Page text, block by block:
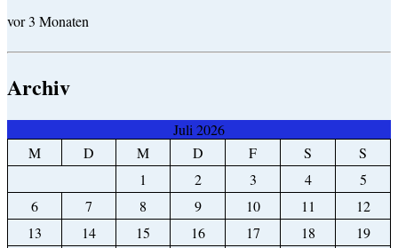
vor 3 Monaten
Archiv
Juli 2026
M
D M D F S
S
1
2 3 4
5
6
7 8 9 10 11
12
13
14 15 16 17 18
19